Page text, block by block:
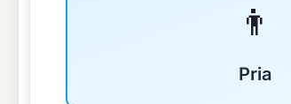
👨
Pria